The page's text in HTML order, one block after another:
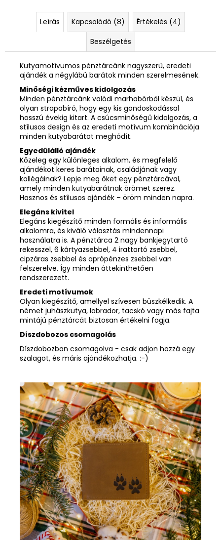
Leírás Kapcsolódó (8)
Értékelés (4)
Beszélgetés
Kutyamotívumos pénztárcánk nagyszerű, eredeti
ajándék a négylábú barátok minden szerelmesének.
Minőségi kézműves kidolgozás
Minden pénztárcánk valódi marhabőrből készül, és
olyan strapabíró, hogy egy kis gondoskodással
hosszú évekig kitart. A csúcsminőségű kidolgozás, a
stílusos design és az eredeti motívum kombinációja
minden kutyabarátot meghódít.
Egyedülálló ajándék
Közeleg egy különleges alkalom, és megfelelő
ajándékot keres barátainak, családjának vagy
kollégáinak? Lepje meg őket egy pénztárcával,
amely minden kutyabarátnak örömet szerez.
Hasznos és stílusos ajándék – öröm minden napra.
Elegáns kivitel
Elegáns kiegészítő minden formális és informális
alkalomra, és kiváló választás mindennapi
használatra is. A pénztárca 2 nagy bankjegytartó
rekesszel, 6 kártyazsebbel, 4 irattartó zsebbel,
cipzáras zsebbel és aprópénzes zsebbel van
felszerelve. Így minden áttekinthetően
rendszerezett.
Eredeti motívumok
Olyan kiegészítő, amellyel szívesen büszkélkedik. A
német juhászkutya, labrador, tacskó vagy más fajta
mintájú pénztárcát biztosan értékelni fogja.
Díszdobozos csomagolás
Díszdobozban csomagolva - csak adjon hozzá egy
szalagot, és máris ajándékozhatja. :-)